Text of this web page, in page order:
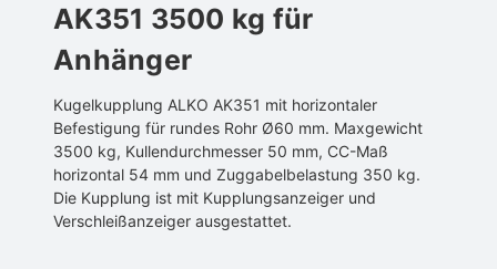
AK351 3500 kg für
Anhänger
Kugelkupplung ALKO AK351 mit horizontaler
Befestigung für rundes Rohr Ø60 mm. Maxgewicht
3500 kg, Kullendurchmesser 50 mm, CC-Maß
horizontal 54 mm und Zuggabelbelastung 350 kg.
Die Kupplung ist mit Kupplungsanzeiger und
Verschleißanzeiger ausgestattet.